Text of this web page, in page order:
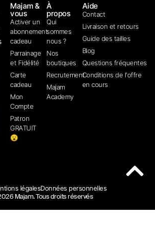
Aide
Contact
Livraison et retours
Guide des tailles
Blog
Questions fréquentes
Conditions de l'offre
en cours
À
propos
Qui
sommes
nous ?
Nos
boutiques
Recrutement
Majam
Academy
Majam &
vous
Activer un
abonnement
cadeau
Parrainage
et Fidélité
Carte
cadeau
Mon
Compte
Patron
GRATUIT
😮
Majam. Tous droits réservés
légalesDonnées personnelles